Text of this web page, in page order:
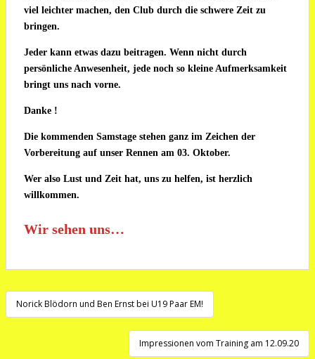
viel leichter machen, den Club durch die schwere Zeit zu
bringen.
Jeder kann etwas dazu beitragen. Wenn nicht durch
persönliche Anwesenheit, jede noch so kleine Aufmerksamkeit
bringt uns nach vorne.
Danke !
Die kommenden Samstage stehen ganz im Zeichen der
Vorbereitung auf unser Rennen am 03. Oktober.
Wer also Lust und Zeit hat, uns zu helfen, ist herzlich
willkommen.
Wir sehen uns…
Beitragsnavigation
Norick Blödorn und Ben Ernst bei U19 Paar EM!
Impressionen vom Training am 12.09.20